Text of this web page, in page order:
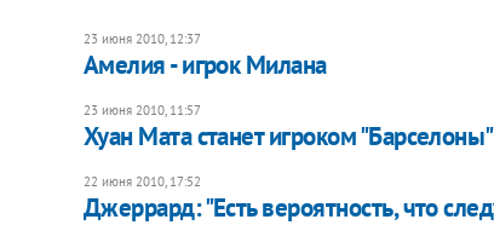
23 июня 2010, 12:37
Амелия - игрок Милана
23 июня 2010, 11:57
Хуан Мата станет игроком "Барселоны"
22 июня 2010, 17:52
Джеррард: "Есть вероятность, что